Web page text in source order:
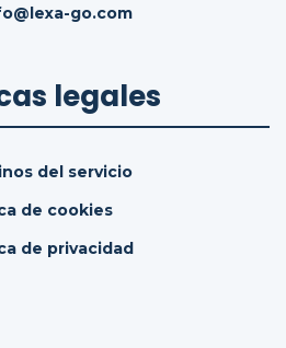
go.com
legales
del servicio
de cookies
de privacidad